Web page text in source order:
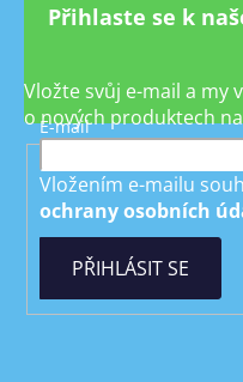
Přihlaste se k
Vložte svůj e-mail a my
o nových produktech
E-mail
Vložením e-mailu
ochrany osobních
PŘIHLÁSIT SE